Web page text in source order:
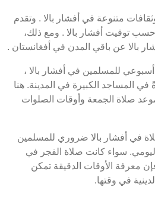
متنوعة في أفشار بالا . وتقدم
توقيت أفشار بالا . ومع ذلك،
بالا عن باقي المدن في أفغانستان .
للمسلمين في أفشار بالا ،
المساجد الكبيرة في المدينة. هنا
صلاة الجمعة وأوقات الصلوات
في أفشار بالا ضروري للمسلمين
سواء كانت صلاة الفجر في
معرفة الأوقات الدقيقة تمكن
في وقتها.